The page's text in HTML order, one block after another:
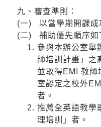
九、審查準則：
(一) 以當學期開課成
(二) 補助優先順序如
參與本辦公室舉
師培訓計畫」之
並取得EMI 教師
室認定之校外
者。
推薦全英語教學
理培訓」者。